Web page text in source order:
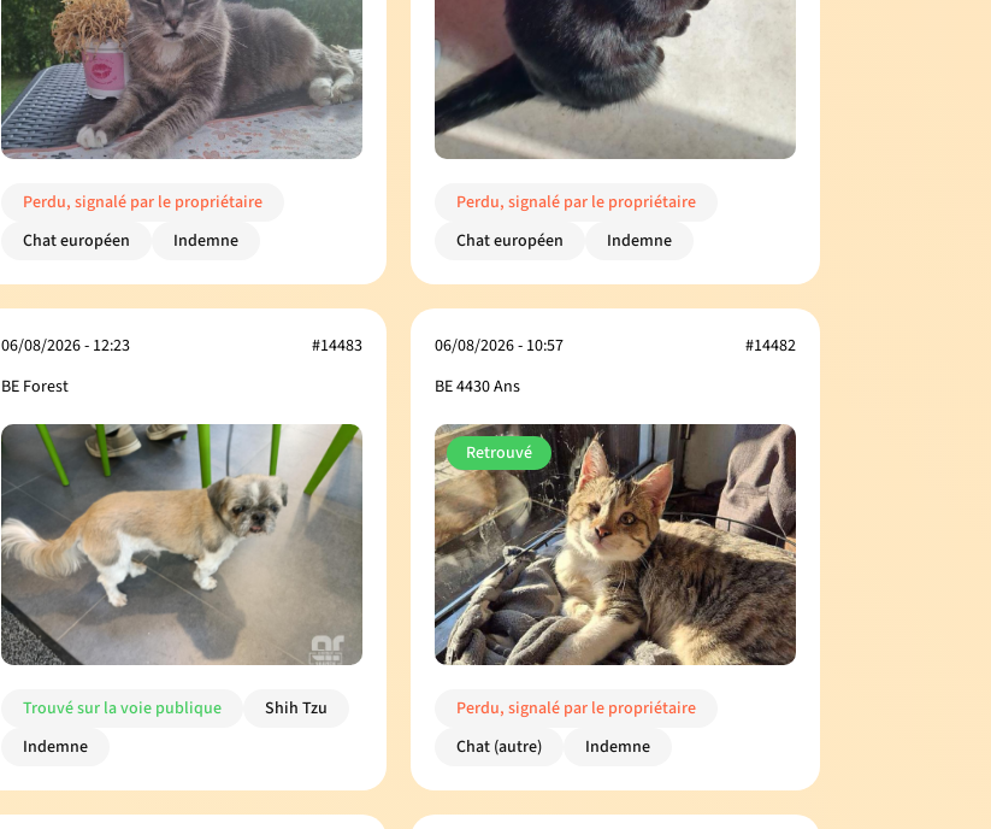
Perdu, signalé par le propriétaire
Chat européen
Indemne
Perdu, signalé par le propriétaire
Chat européen
Indemne
06/08/2026 - 12:23
BE Forest
#14483
Trouvé sur la voie publique
Shih Tzu
Indemne
06/08/2026 - 10:57
BE 4430 Ans
#14482
Retrouvé
Perdu, signalé par le propriétaire
Chat (autre)
Indemne